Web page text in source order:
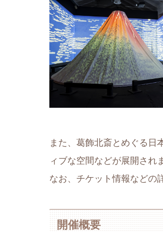
また、葛飾北斎とめぐる日
ィブな空間などが展開され
なお、チケット情報などの
開催概要